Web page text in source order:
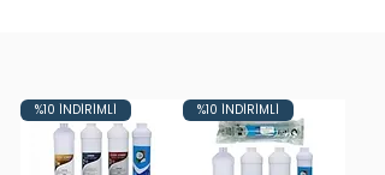
%10 İNDİRİMLİ %10 İNDİRİMLİ